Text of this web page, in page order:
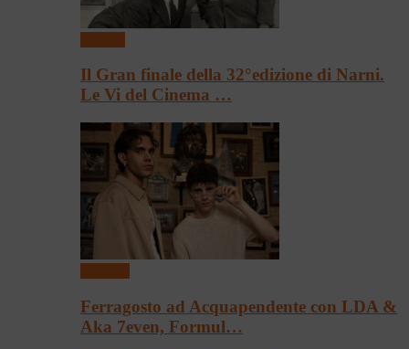
Il Gran finale della 32°edizione di Narni.
Le Vi del Cinema …
Ferragosto ad Acquapendente con LDA &
Aka 7even, Formul…